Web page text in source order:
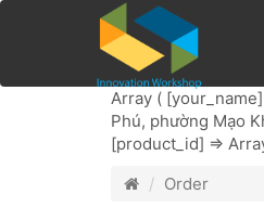
Array (
Phú, phường Mạo
[product_id] =>
Order